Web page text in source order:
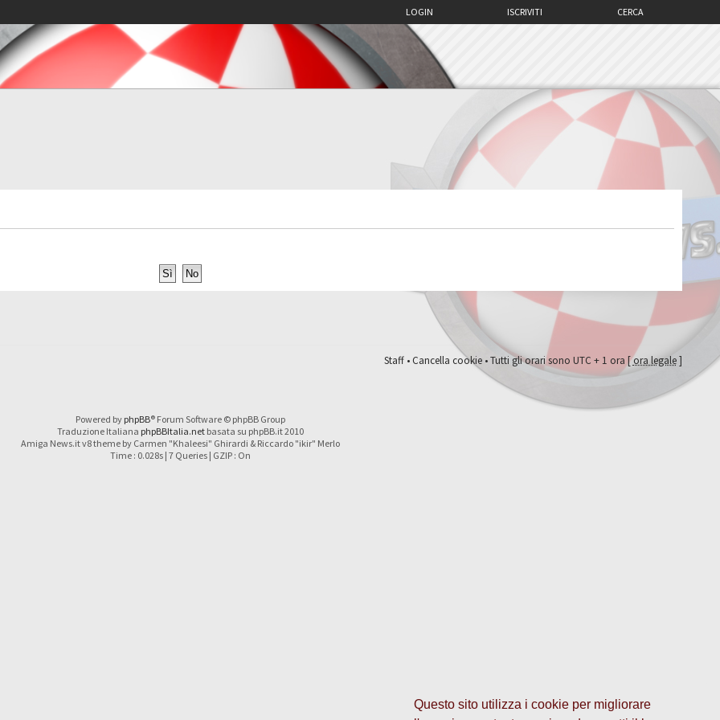
Questo sito utilizza i cookie per migliorare
CERCA
ISCRIVITI
LOGIN
Staff•Cancella cookie• Tutti gli orari sono UTC + 1 ora [ora legale]
Powered by phpBB® Forum Software © phpBB Group
Traduzione Italiana phpBBItalia.netbasata su phpBB.it 2010
Amiga News.it v8 theme by Carmen "Khaleesi" Ghirardi & Riccardo "ikir" Merlo
Time : 0.028s | 7 Queries | GZIP : On